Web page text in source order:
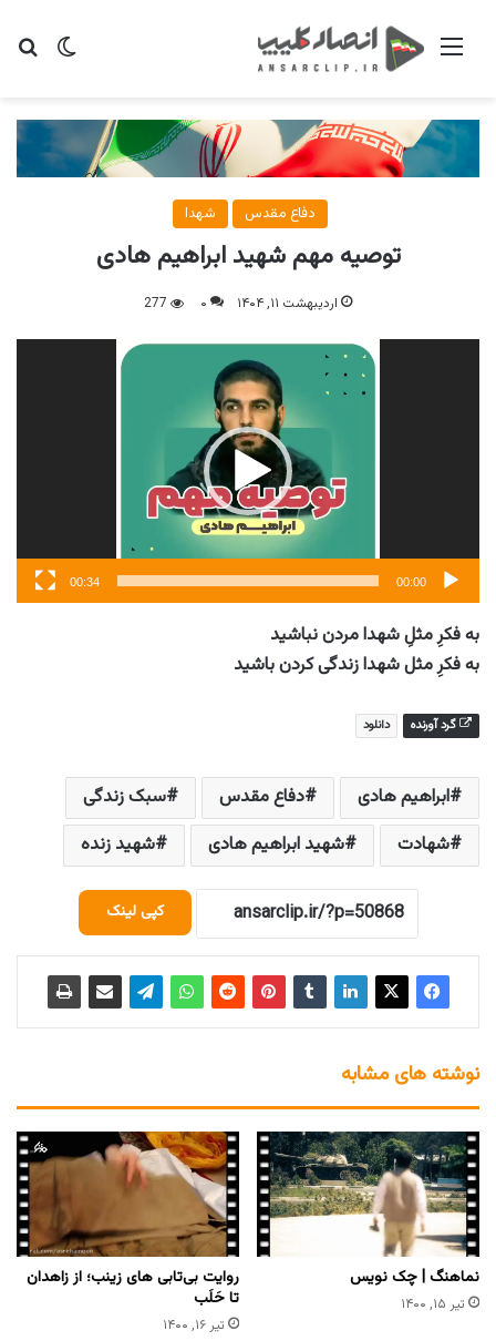
تغییر منو
دفاع مقدس شهدا
توصیه مهم شهید ابراهیم هادی
اردیبهشت ۱۱, ۱۴۰۴ ۰ 277
نمایشگر
00:00
00:34
به فکرِ مثلِ شهدا مردن نباشید
به فکرِ مثل شهدا زندگی کردن باشید
گرد آورنده دانلود
ابراهیم هادی دفاع مقدس
سبک زندگی
شهادت
شهید ابراهیم هادی شهید زنده
کپی لینک
نوشته های مشابه
نماهنگ | چک نویس
تیر ۱۵, ۱۴۰۰
روایت بی‌تابی‌ های زینب؛ از زاهدان
تا حَلَب
تیر ۱۶, ۱۴۰۰